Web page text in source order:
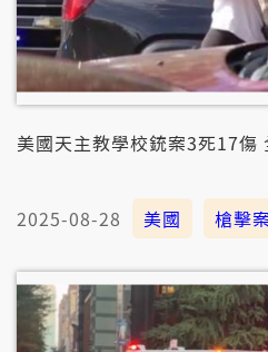
美國天主教學校銃案3死17傷
2025-08-28 美國 槍擊